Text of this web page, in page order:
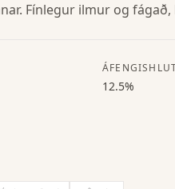
Fínlegur ilmur og
12.5%